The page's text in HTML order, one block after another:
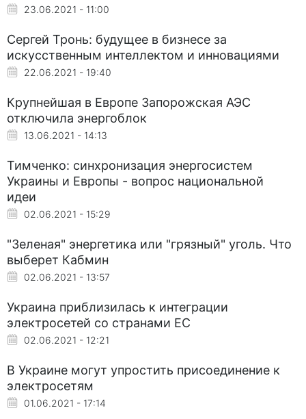
23.06.2021 - 11:00
Сергей Тронь: будущее в бизнесе за
искусственным интеллектом и инновациями
22.06.2021 - 19:40
Крупнейшая в Европе Запорожская АЭС
отключила энергоблок
13.06.2021 - 14:13
Тимченко: синхронизация энергосистем
Украины и Европы - вопрос национальной
идеи
02.06.2021 - 15:29
"Зеленая" энергетика или "грязный" уголь. Что
выберет Кабмин
02.06.2021 - 13:57
Украина приблизилась к интеграции
электросетей со странами ЕС
02.06.2021 - 12:21
В Украине могут упростить присоединение к
электросетям
01.06.2021 - 17:14